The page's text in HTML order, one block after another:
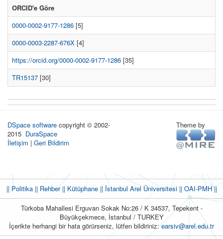
ORCID'e Göre
0000-0002-9177-1286 [5]
0000-0003-2287-676X [4]
https://orcid.org/0000-0002-9177-1286 [35]
TR15137 [30]
DSpace software copyright © 2002-
2015 DuraSpace
İletişim | Geri Bildirim
Theme by
|| Politika|| Rehber|| Kütüphane|| İstanbul Arel Üniversitesi ||OAI-PMH ||
Türkoba Mahallesi Erguvan Sokak No:26 / K 34537, Tepekent -
Büyükçekmece, İstanbul / TURKEY
İçerikte herhangi bir hata görürseniz, lütfen bildiriniz:earsiv@arel.edu.tr